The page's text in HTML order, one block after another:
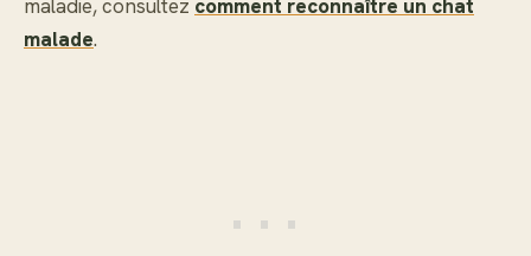
maladie, consultez comment reconnaître un chat
malade.